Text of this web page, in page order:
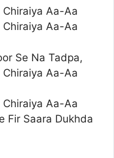
Aa-Aa
Aa-Aa
Se Na Tadpa,
Aa-Aa
Aa-Aa
Fir Saara Dukhda